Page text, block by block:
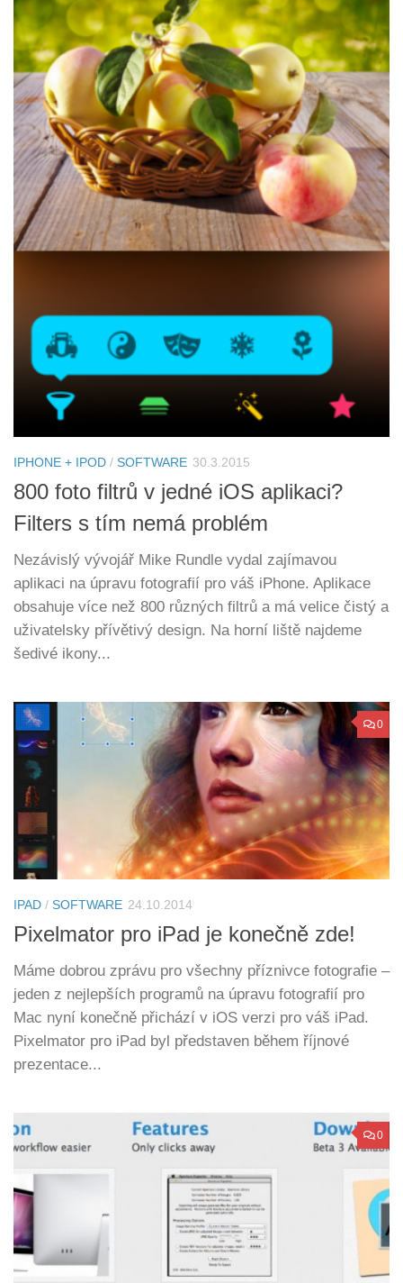
IPHONE + IPOD / SOFTWARE 30.3.2015
800 foto filtrů v jedné iOS aplikaci?
Filters s tím nemá problém
Nezávislý vývojář Mike Rundle vydal zajímavou
aplikaci na úpravu fotografií pro váš iPhone. Aplikace
obsahuje více než 800 různých filtrů a má velice čistý a
uživatelsky přívětivý design. Na horní liště najdeme
šedivé ikony...
0
IPAD / SOFTWARE 24.10.2014
Pixelmator pro iPad je konečně zde!
Máme dobrou zprávu pro všechny příznivce fotografie –
jeden z nejlepších programů na úpravu fotografií pro
Mac nyní konečně přichází v iOS verzi pro váš iPad.
Pixelmator pro iPad byl představen během říjnové
prezentace...
0